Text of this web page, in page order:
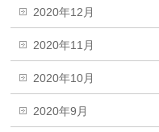
2020年12月
2020年11月
2020年10月
2020年9月